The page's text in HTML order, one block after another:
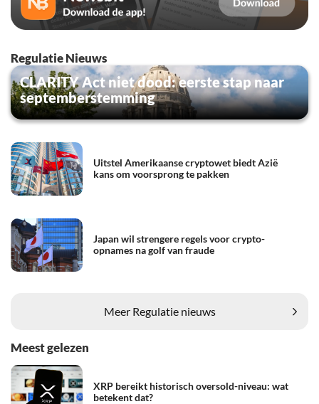
Regulatie Nieuws
CLARITY Act niet dood: eerste stap naar
septemberstemming
Uitstel Amerikaanse cryptowet biedt Azië
kans om voorsprong te pakken
Japan wil strengere regels voor crypto-
opnames na golf van fraude
Meer Regulatie nieuws
Meest gelezen
XRP bereikt historisch oversold-niveau: wat
betekent dat?